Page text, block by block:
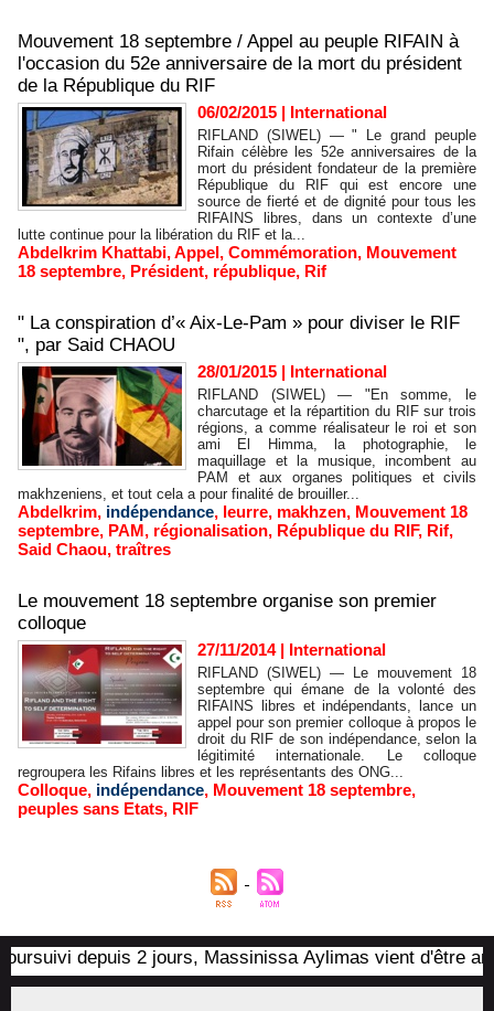
Mouvement 18 septembre / Appel au peuple RIFAIN à
l'occasion du 52e anniversaire de la mort du président
de la République du RIF
06/02/2015 | International
RIFLAND (SIWEL) — " Le grand peuple
Rifain célèbre les 52e anniversaires de la
mort du président fondateur de la première
République du RIF qui est encore une
source de fierté et de dignité pour tous les
RIFAINS libres, dans un contexte d’une
lutte continue pour la libération du RIF et la...
Abdelkrim Khattabi,Appel, Commémoration, Mouvement
18 septembre, Président, république, Rif
" La conspiration d’« Aix-Le-Pam » pour diviser le RIF
", par Said CHAOU
28/01/2015 | International
RIFLAND (SIWEL) — "En somme, le
charcutage et la répartition du RIF sur trois
régions, a comme réalisateur le roi et son
ami El Himma, la photographie, le
maquillage et la musique, incombent au
PAM et aux organes politiques et civils
makhzeniens, et tout cela a pour finalité de brouiller...
Abdelkrim, indépendance, leurre, makhzen, Mouvement 18
septembre, PAM, régionalisation, République du RIF, Rif,
Said Chaou, traîtres
Le mouvement 18 septembre organise son premier
colloque
27/11/2014| International
RIFLAND (SIWEL) — Le mouvement 18
septembre qui émane de la volonté des
RIFAINS libres et indépendants, lance un
appel pour son premier colloque à propos le
droit du RIF de son indépendance, selon la
légitimité internationale. Le colloque
regroupera les Rifains libres et les représentants des ONG...
Colloque, indépendance, Mouvement 18 septembre,
peuples sans Etats, RIF
depuis 2 jours, Massinissa Aylimas vient d'être